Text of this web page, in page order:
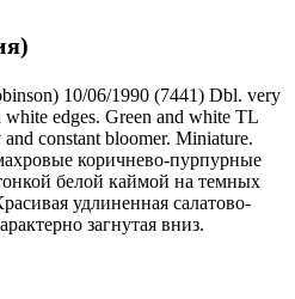
10/06/1990 (7441) Dbl. very
edges. Green and white TL
constant bloomer. Miniature.
коричнево-пурпурные
белой каймой на темных
удлиненная салатово-
загнутая вниз.